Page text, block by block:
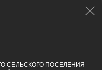
СЕЛЬСКОГО ПОСЕЛЕНИЯ